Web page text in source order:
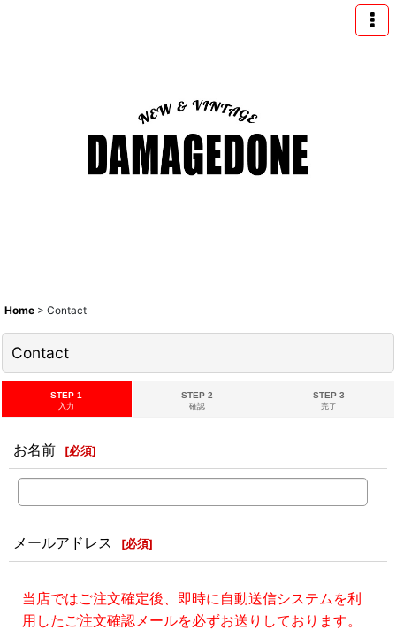
Home > Contact
Contact
STEP 1
入力
STEP 2
確認
STEP 3
完了
お名前 [必須]
メールアドレス [必須]
当店ではご注文確定後、即時に自動送信システムを利
用したご注文確認メールを必ずお送りしております。